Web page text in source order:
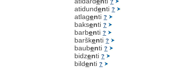
?
atidundenti?
atlagenti?
baksenti?
barbenti?
barškenti?
baubenti?
bidzenti?
bildenti?